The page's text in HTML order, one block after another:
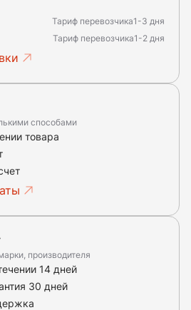
Тариф перевозчика1-3 дня
Тариф перевозчика1-2 дня
способами
товара
производителя
14 дней
30 дней